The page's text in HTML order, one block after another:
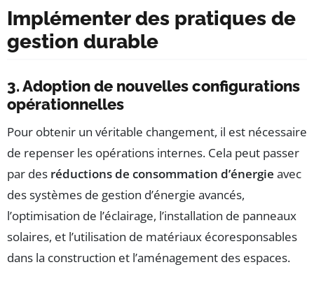
Implémenter des pratiques de
gestion durable
3. Adoption de nouvelles configurations
opérationnelles
Pour obtenir un véritable changement, il est nécessaire
de repenser les opérations internes. Cela peut passer
par des réductions de consommation d’énergie avec
des systèmes de gestion d’énergie avancés,
l’optimisation de l’éclairage, l’installation de panneaux
solaires, et l’utilisation de matériaux écoresponsables
dans la construction et l’aménagement des espaces.